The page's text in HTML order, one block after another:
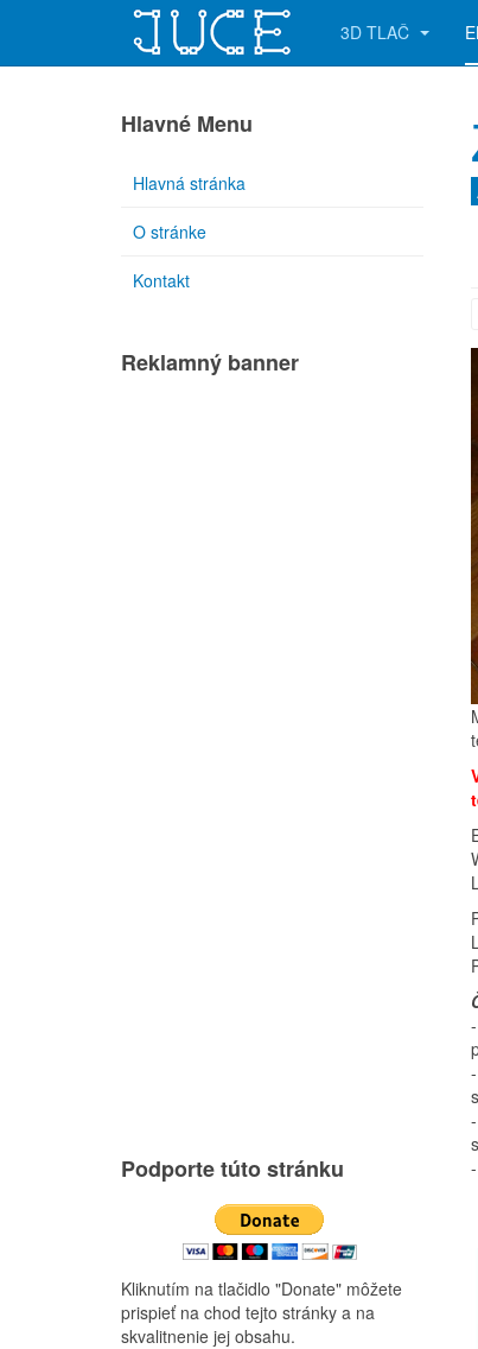
3D TLAČ
Hlavné Menu
Hlavná stránka
O stránke
Kontakt
Reklamný banner
Podporte túto stránku
Kliknutím na tlačidlo "Donate" môžete
prispieť na chod tejto stránky a na
skvalitnenie jej obsahu.